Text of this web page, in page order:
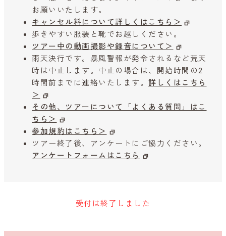
お願いいたします。
キャンセル料について詳しくはこちら＞
歩きやすい服装と靴でお越しください。
ツアー中の動画撮影や録音について＞
雨天決行です。暴風警報が発令されるなど荒天
時は中止します。中止の場合は、開始時間の2
時間前までに連絡いたします。 詳しくはこちら
＞
その他、ツアーについて「よくある質問」はこ
ちら＞
参加規約はこちら＞
ツアー終了後、アンケートにご協力ください。
アンケートフォームはこちら
受付は終了しました